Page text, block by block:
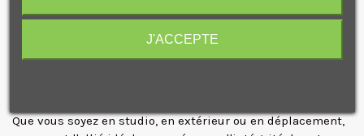
extrêmement pratique. Sespoignées renforcées
permettent un transport confortable, même sur de longues
Que vous soyez en studio, en extérieur ou en déplacement,
J'ACCEPTE
J'accepte de recevoir des SMS de la part de la marque.